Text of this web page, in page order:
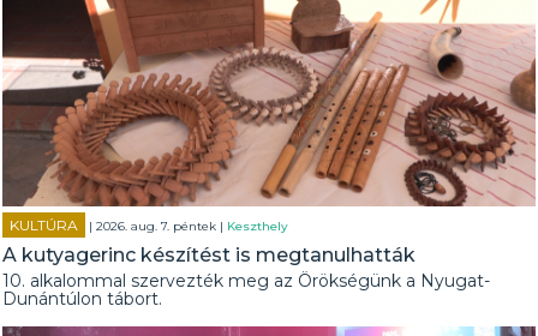
KULTÚRA | 2026. aug. 7. péntek | Keszthely
A kutyagerinc készítést is megtanulhatták
10. alkalommal szervezték meg az Örökségünk a Nyugat-
Dunántúlon tábort.